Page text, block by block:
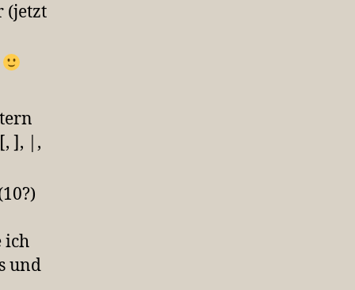
(jetzt
], |,
ich
und